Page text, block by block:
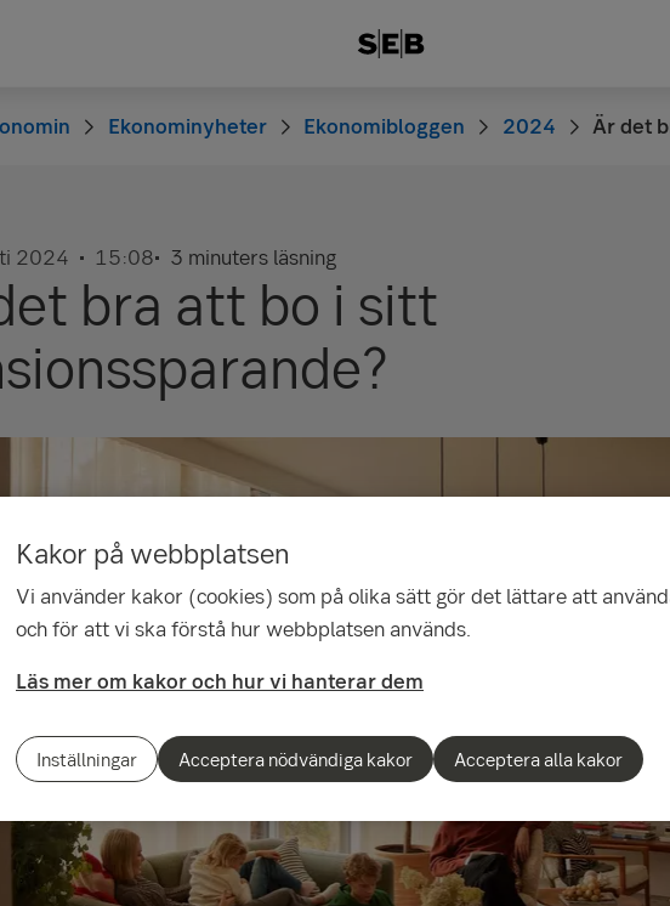
Ekonominyheter Ekonomibloggen 2024 Är det
2024 15:08 3 minuters läsning
bra att bo i sitt
Kakor på webbplatsen
Vi använder kakor (cookies) som på olika sätt gör det lättare att
och för att vi ska förstå hur webbplatsen används.
Läs mer om kakor och hur vi hanterar dem
Inställningar Acceptera nödvändiga kakor Acceptera alla kakor